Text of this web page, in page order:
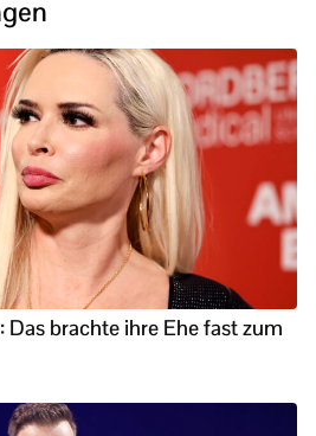
Das brachte ihre Ehe fast zum